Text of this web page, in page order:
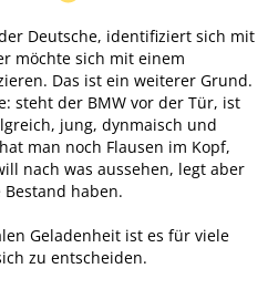
Deutsche, identifiziert sich mit
möchte sich mit einem
Das ist ein weiterer Grund.
steht der BMW vor der Tür, ist
jung, dynmaisch und
man noch Flausen im Kopf,
nach was aussehen, legt aber
haben.
Geladenheit ist es für viele
zu entscheiden.